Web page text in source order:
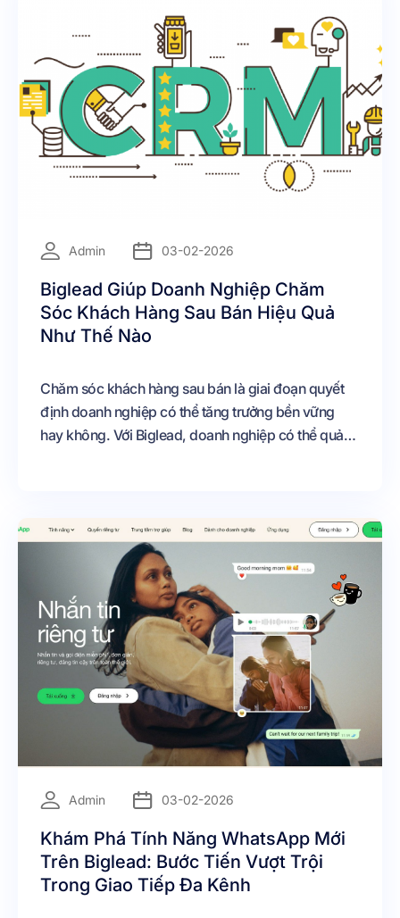
Admin 03-02-2026
Biglead Giúp Doanh Nghiệp Chăm
Sóc Khách Hàng Sau Bán Hiệu Quả
Như Thế Nào
Chăm sóc khách hàng sau bán là giai đoạn quyết
định doanh nghiệp có thể tăng trưởng bền vững
hay không. Với Biglead, doanh nghiệp có thể quản
hàng sau bán giúp doanh nghiệp biến mỗi khách
hàng đã mua thành một mối quan hệ lâu dài, tạo ra
doanh thu lặp lại và lợi thế cạnh tranh bền vững
trong tương lai.
Admin 03-02-2026
Khám Phá Tính Năng WhatsApp Mới
Trên Biglead: Bước Tiến Vượt Trội
Trong Giao Tiếp Đa Kênh